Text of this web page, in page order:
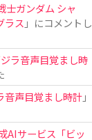
士ガンダム シャ
ラス 」にコメントし
ラ音声目覚まし時
音声目覚まし時計」
AIサービス「ビッ